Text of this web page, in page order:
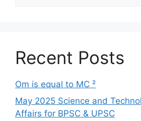
Recent Posts
Om is equal to MC ²
May 2025 Science and
Affairs for BPSC & UPSC